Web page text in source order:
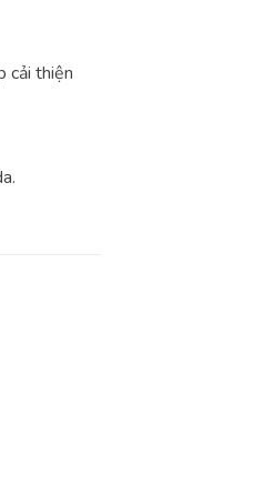
cải thiện